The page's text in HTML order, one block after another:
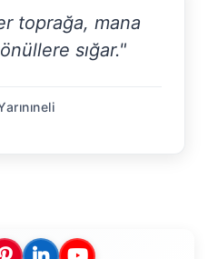
toprağa, mana
sığar."